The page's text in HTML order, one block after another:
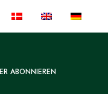
ABONNIEREN